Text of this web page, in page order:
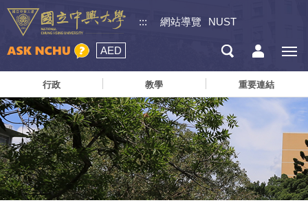
::: 網站導覽 NUST
AED
行政 教學 重要連結